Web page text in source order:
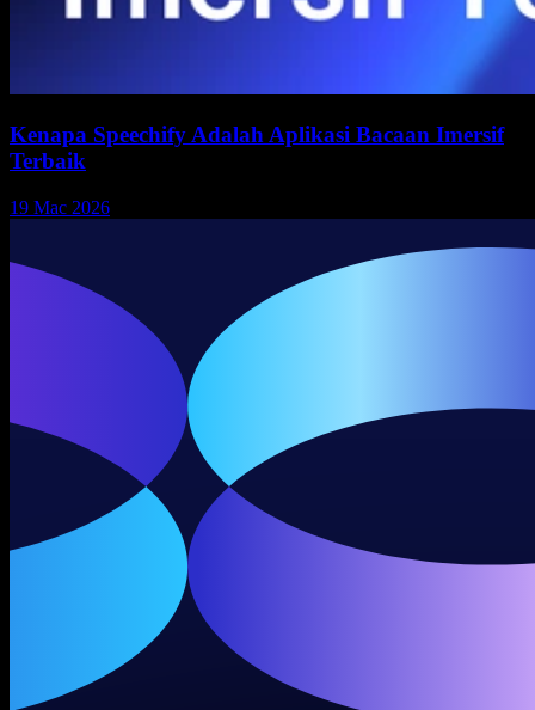
Kenapa Speechify Adalah Aplikasi Bacaan Imersif
Terbaik
19 Mac 2026